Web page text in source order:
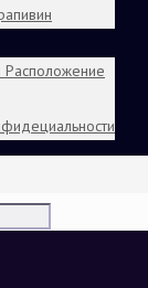
Расположение